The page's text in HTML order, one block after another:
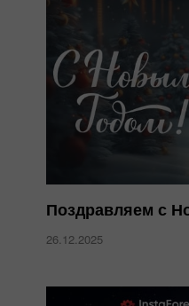
Поздравляем с
26.12.2025